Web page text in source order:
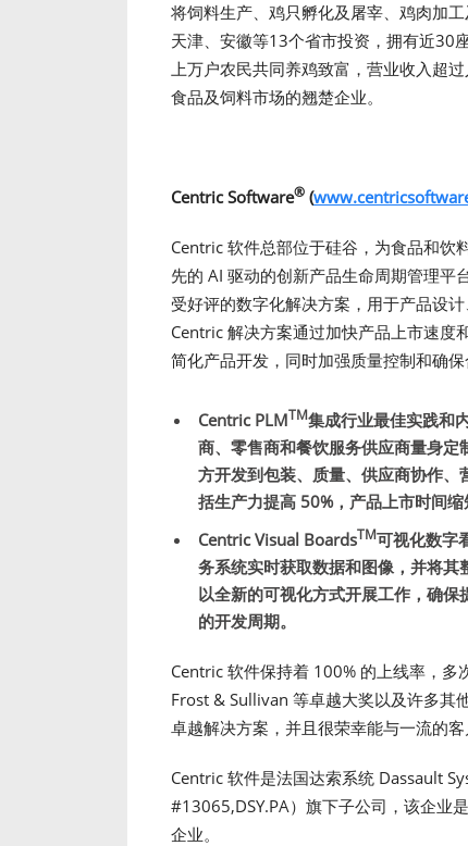
将饲料生产、鸡只孵化及屠宰、鸡肉加
天津、安徽等13个省市投资，拥有近30
上万户农民共同养鸡致富，营业收入超
食品及饲料市场的翘楚企业。
Centric Software® (
Centric 软件总部位于硅谷，为食品和饮
先的 AI 驱动的创新产品生命周期管理平
受好评的数字化解决方案，用于产品设
Centric 解决方案通过加快产品上市速度
简化产品开发，同时加强质量控制和确保
Centric PLMTM集成行业最佳实践和
商、零售商和餐饮服务供应商量身
方开发到包装、质量、供应商协作、
括生产力提高 50%，产品上市时间缩
Centric Visual BoardsTM可视化数字
务系统实时获取数据和图像，并将
以全新的可视化方式开展工作，确
的开发周期。
Centric 软件保持着 100% 的上线率，多
Frost & Sullivan 等卓越大奖以及许多其
卓越解决方案，并且很荣幸能与一流的客
Centric 软件是法国达索系统 Dassault
#13065,DSY.PA）旗下子公司，该企业
企业。